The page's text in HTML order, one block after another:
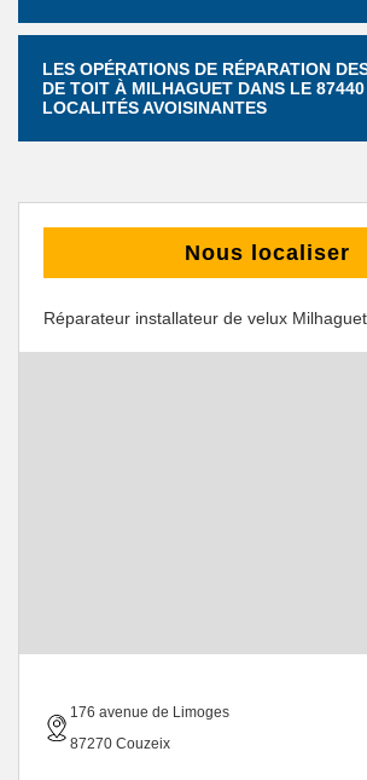
LES OPÉRATIONS DE RÉPARATION
DE TOIT À MILHAGUET DANS LE
LOCALITÉS AVOISINANTES
Nous localiser
Réparateur installateur de velux Milhaguet
176 avenue de Limoges
87270 Couzeix